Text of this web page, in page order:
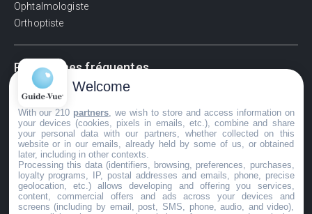
Ophtalmologiste
Orthoptiste
Recherches fréquentes
Pathologies adultes
Signes d'une urgence ophtalmologique
La vision
Acuité visuelle
Myosis / mydriase
Œdème oculaire
Welcome
With our 210 partners , we wish to store and access information on
your devices (cookies, pixels in emails, etc.), combine and share
your personal data with our partners, whether collected on this
website or in our emails, already held by some of us, or obtained
later, including in other contexts.
Processing this data (identifiers, browsing, preferences, purchases,
loyalty programs, IP, postal addresses and emails, phone, precise
geolocation, etc.) allows developing and offering you services,
content, commercial offers and ads across your devices and
screens (including by email, post, SMS, phone, audio, and video),